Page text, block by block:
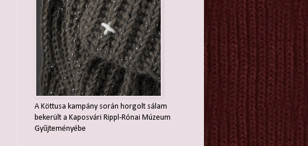
A Köttusa kampány során horgolt sálam
bekerült a Kaposvári Rippl-Rónai Múzeum
Gyűjteményébe